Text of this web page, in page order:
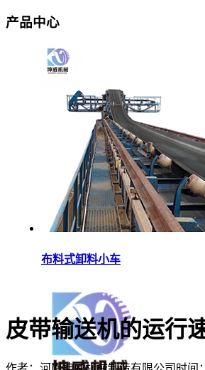
产品中心
布料式卸料小车
皮带输送机的运行